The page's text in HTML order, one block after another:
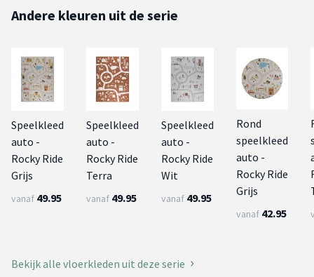
Andere kleuren uit de serie
Speelkleed
auto -
Rocky Ride
Grijs
vanaf 49.95
Speelkleed
auto -
Rocky Ride
Terra
vanaf 49.95
Speelkleed
auto -
Rocky Ride
Wit
vanaf 49.95
Rond
speelkleed
auto -
Rocky Ride
Grijs
vanaf 42.95
Bekijk alle vloerkleden uit deze serie